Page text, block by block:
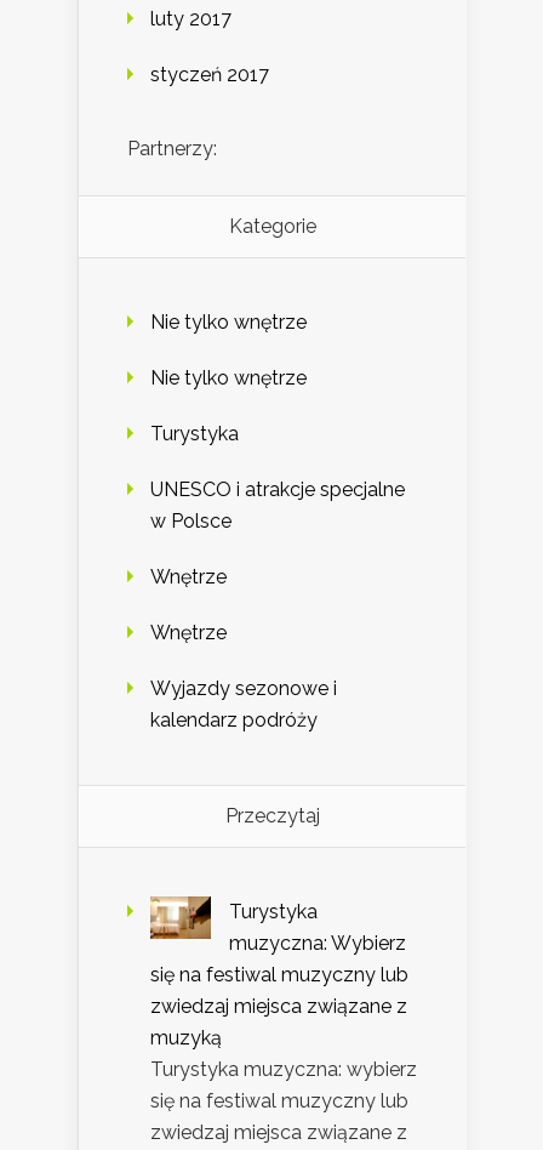
luty 2017
styczeń 2017
Partnerzy:
Kategorie
Nie tylko wnętrze
Nie tylko wnętrze
Turystyka
UNESCO i atrakcje specjalne
w Polsce
Wnętrze
Wnętrze
Wyjazdy sezonowe i
kalendarz podróży
Przeczytaj
Turystyka
muzyczna: Wybierz
się na festiwal muzyczny lub
zwiedzaj miejsca związane z
muzyką
Turystyka muzyczna: wybierz
się na festiwal muzyczny lub
zwiedzaj miejsca związane z